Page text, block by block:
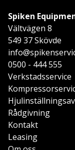
Spiken
Vältvägen 8
549 37 Skövde
0500 - 444 555
Verkstadsservice
Rådgivning
Kontakt
Leasing